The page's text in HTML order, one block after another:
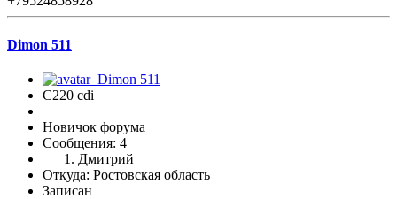
Dimon 511
C220 cdi
Новичок форума
Сообщения: 4
Дмитрий
Откуда: Ростовская область
Записан